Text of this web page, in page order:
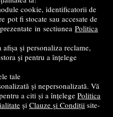
cookie, identificatorii de
pot fi stocate sau accesate de
in sectiunea Politica
și personaliza reclame,
și pentru a înțelege
tale
și nepersonalizată. Vă
a citi și a înțelege Politica
și Clauze și Condiții site-
Grup DZC SRL